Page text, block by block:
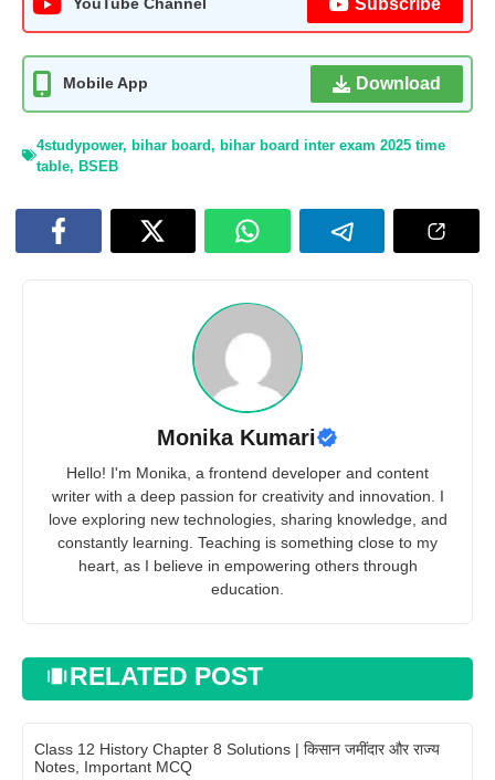
Mobile App Download
4studypower, bihar board, bihar board inter exam 2025 time
table, BSEB
Monika Kumari
Hello! I'm Monika, a frontend developer and content
writer with a deep passion for creativity and innovation. I
love exploring new technologies, sharing knowledge, and
constantly learning. Teaching is something close to my
heart, as I believe in empowering others through
education.
RELATED POST
Class 12 History Chapter 8 Solutions | किसान जमींदार और राज्य
Notes, Important MCQ